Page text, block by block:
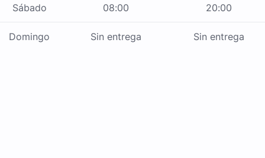
Sábado 08:00 20:00
Domingo Sin entrega Sin entrega